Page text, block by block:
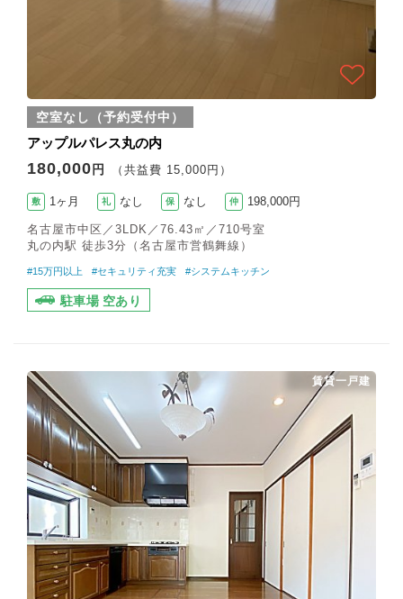
空室なし（予約受付中）
アップルパレス丸の内
180,000 円 （共益費 15,000円）
敷 1ヶ月 礼 なし 保 なし 仲 198,000円
名古屋市中区／3LDK／76.43㎡／710号室
丸の内駅 徒歩3分（名古屋市営鶴舞線）
#15万円以上 #セキュリティ充実 #システムキッチン
駐車場 空あり
賃貸一戸建